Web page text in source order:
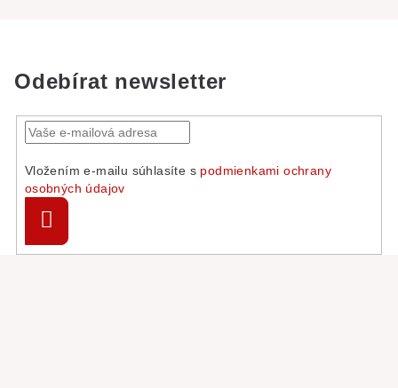
Odebírat newsletter
Vložením e-mailu súhlasíte s podmienkami ochrany
osobných údajov